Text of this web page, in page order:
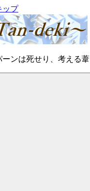
ップ
ンは死せり、考える葦